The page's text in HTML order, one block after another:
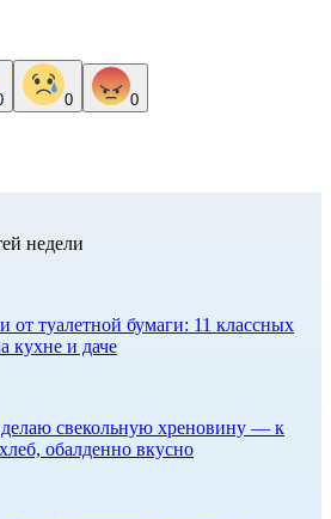
0 0
недели
от туалетной бумаги: 11 классных
кухне и даче
свекольную хреновину — к
обалденно вкусно